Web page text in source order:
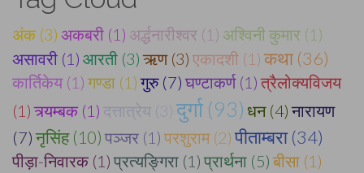
अंक (3) अकबरी (1) अर्द्धनारीश्वर (1) अश्विनी कुमार (1)
असावरी (1) आरती (3) ऋण (3) एकादशी (1) कथा (36)
कार्तिकेय (1) गण्डा (1) गुरु (7) घण्टाकर्ण (1) त्रैलोक्यविजय
(1) त्र्यम्बक (1) दत्तात्रेय (3) दुर्गा (93) धन (4) नारायण
(7) नृसिंह (10) पञ्जर (1) परशुराम (2) पीताम्बरा (34)
पीड़ा-निवारक (1) प्रत्यङ्गिरा (1) प्रार्थना (5) बीसा (1)